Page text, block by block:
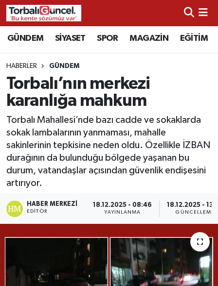
GÜNDEM SİYASET SPOR MAGAZİN EĞİTİM
HABERLER GÜNDEM
Torbalı’nın merkezi
karanlığa mahkum
Torbalı Mahallesi’nde bazı cadde ve sokaklarda
sokak lambalarının yanmaması, mahalle
sakinlerinin tepkisine neden oldu. Özellikle İZBAN
durağının da bulunduğu bölgede yaşanan bu
durum, vatandaşlar açısından güvenlik endişesini
artırıyor.
HABER MERKEZI
EDITÖR
18.12.2025 - 08:46
YAYINLANMA
18.12.2025 -
GÜNCELLEME
İzmir Nöbetçi Eczaneler
İzmir Hava Durumu
İzmir Namaz Vakitleri
İzmir Trafik Yoğunluk Haritası
Süper Lig Puan Durumu ve Fikstür
Tüm Manşetler
Son Dakika Haberleri
Haber Arşivi